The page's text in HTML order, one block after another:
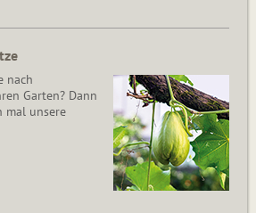
nach
Garten? Dann
mal unsere